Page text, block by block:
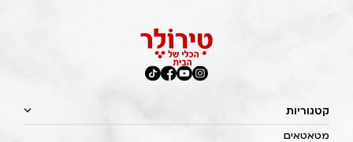
קטגוריות
מטאטאים